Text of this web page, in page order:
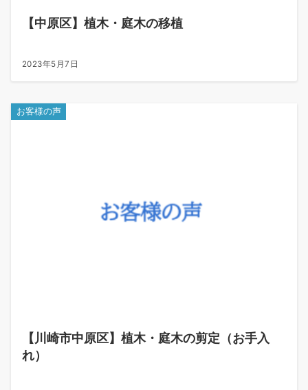
【中原区】植木・庭木の移植
2023年5月7日
お客様の声
【川崎市中原区】植木・庭木の剪定（お手入
れ）